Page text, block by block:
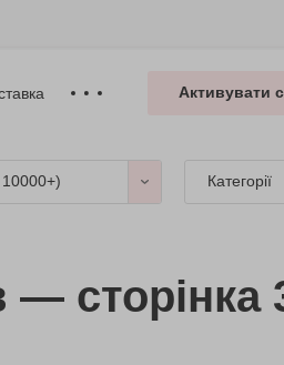
Активувати
) Категорії
— сторінка